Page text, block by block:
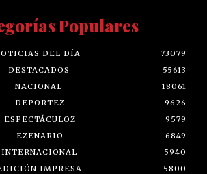
Populares
DEL DÍA
73079
DESTACADOS
55613
NACIONAL
18061
DEPORTEZ
9626
ESPECTÁCULOZ
9579
EZENARIO
6849
INTERNACIONAL
5940
IMPRESA
5800